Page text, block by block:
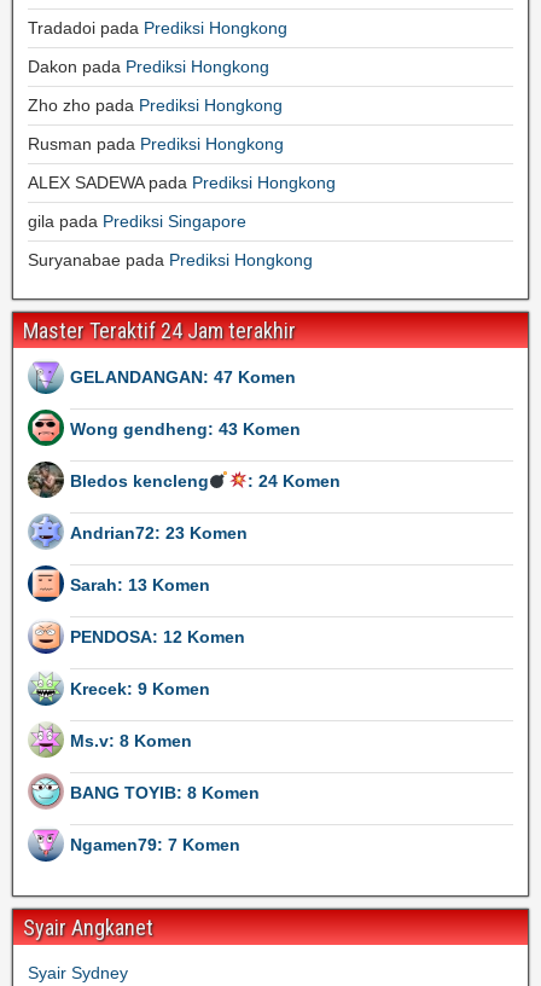
Tradadoi pada Prediksi Hongkong
Dakon pada Prediksi Hongkong
Zho zho pada Prediksi Hongkong
Rusman pada Prediksi Hongkong
ALEX SADEWApada Prediksi Hongkong
gila pada Prediksi Singapore
Suryanabae pada Prediksi Hongkong
Master Teraktif 24 Jam terakhir
GELANDANGAN: 47 Komen
Wong gendheng: 43 Komen
Bledos kencleng : 24 Komen
Andrian72: 23 Komen
Sarah: 13 Komen
PENDOSA: 12 Komen
Krecek: 9 Komen
Ms.v: 8 Komen
BANG TOYIB: 8 Komen
Ngamen79: 7 Komen
Syair Angkanet
Syair Sydney